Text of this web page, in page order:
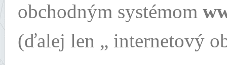
obchodným systémom
(ďalej len „ internetový